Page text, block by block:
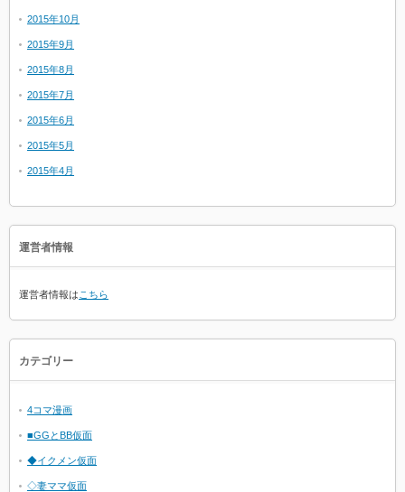
2015年10月
2015年9月
2015年8月
2015年7月
2015年6月
2015年5月
2015年4月
運営者情報
運営者情報は こちら
カテゴリー
4コマ漫画
■GGとBB仮面
◆イクメン仮面
◇妻ママ仮面